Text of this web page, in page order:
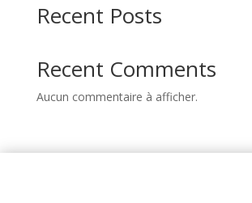
Recent Posts
Recent Comments
Aucun commentaire à afficher.